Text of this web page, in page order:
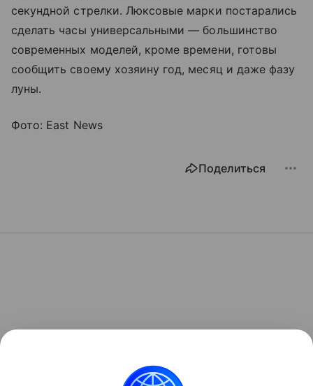
секундной стрелки. Люксовые марки постарались
сделать часы универсальными — большинство
современных моделей, кроме времени, готовы
сообщить своему хозяину год, месяц и даже фазу
луны.
Фото: East News
Поделиться